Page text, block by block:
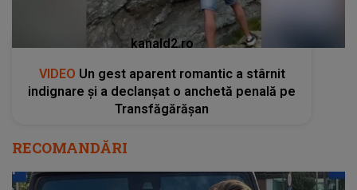
kanald2.ro
VIDEO Un gest aparent romantic a stârnit
indignare și a declanșat o anchetă penală pe
Transfăgărășan
RECOMANDĂRI